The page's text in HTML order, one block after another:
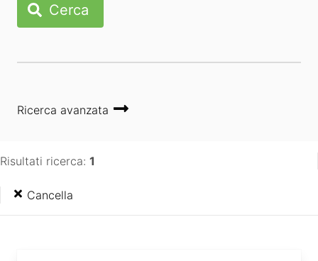
Cerca
Ricerca avanzata
Risultati ricerca: 1
Cancella